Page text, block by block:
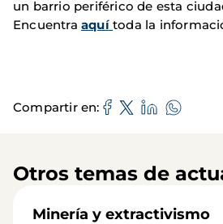
un barrio periférico de esta
Encuentra aquí toda la
Compartir en
Otros temas de
Minería y extractivismo